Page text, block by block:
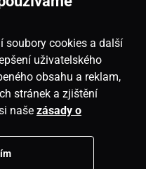
údajů
soubory cookies a další
uživatelského
obsahu a reklam,
stránek a zjištění
naše zásady o